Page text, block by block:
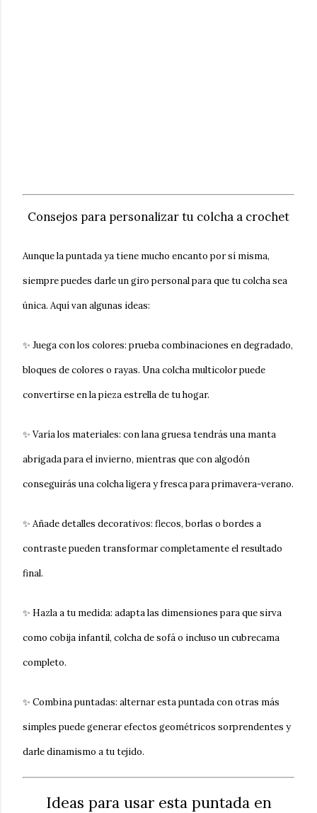
Consejos para personalizar tu colcha a crochet
Aunque la puntada ya tiene mucho encanto por sí misma,
siempre puedes darle un giro personal para que tu colcha sea
única. Aquí van algunas ideas:
✨ Juega con los colores: prueba combinaciones en degradado,
bloques de colores o rayas. Una colcha multicolor puede
convertirse en la pieza estrella de tu hogar.
✨ Varía los materiales: con lana gruesa tendrás una manta
abrigada para el invierno, mientras que con algodón
conseguirás una colcha ligera y fresca para primavera-verano.
✨ Añade detalles decorativos: flecos, borlas o bordes a
contraste pueden transformar completamente el resultado
final.
✨ Hazla a tu medida: adapta las dimensiones para que sirva
como cobija infantil, colcha de sofá o incluso un cubrecama
completo.
✨ Combina puntadas: alternar esta puntada con otras más
simples puede generar efectos geométricos sorprendentes y
darle dinamismo a tu tejido.
Ideas para usar esta puntada en